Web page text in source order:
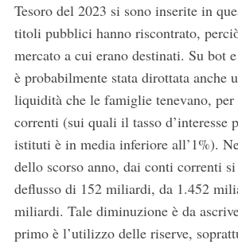
Tesoro del 2023 si sono inserite in
titoli pubblici hanno riscontrato,
mercato a cui erano destinati. Su bot
è probabilmente stata dirottata anche
liquidità che le famiglie tenevano,
correnti (sui quali il tasso d’interesse
istituti è in media inferiore all’1%).
dello scorso anno, dai conti correnti
deflusso di 152 miliardi, da 1.452
miliardi. Tale diminuzione è da
primo è l’utilizzo delle riserve,